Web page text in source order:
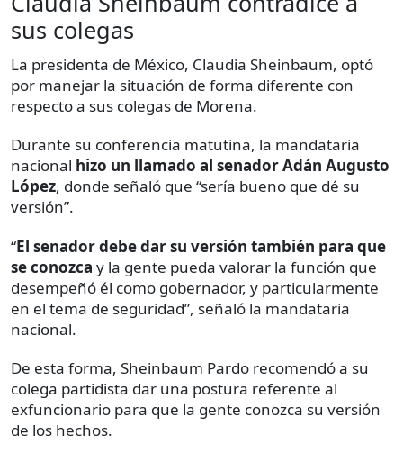
sus colegas
La presidenta de México, Claudia Sheinbaum, optó
por manejar la situación de forma diferente con
respecto a sus colegas de Morena.
Durante su conferencia matutina, la mandataria
nacional hizo un llamado al senador Adán Augusto
López, donde señaló que “sería bueno que dé su
versión”.
“El senador debe dar su versión también para que
se conozca y la gente pueda valorar la función que
desempeñó él como gobernador, y particularmente
en el tema de seguridad”, señaló la mandataria
nacional.
De esta forma, Sheinbaum Pardo recomendó a su
colega partidista dar una postura referente al
exfuncionario para que la gente conozca su versión
de los hechos.